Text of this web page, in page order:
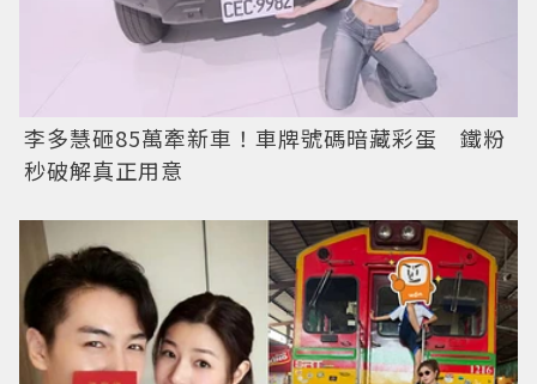
李多慧砸85萬牽新車！車牌號碼暗藏彩蛋 鐵粉
秒破解真正用意